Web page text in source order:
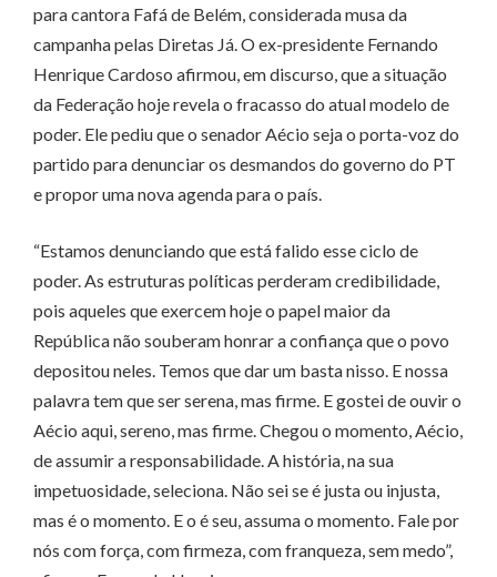
para cantora Fafá de Belém, considerada musa da
campanha pelas Diretas Já. O ex-presidente Fernando
Henrique Cardoso afirmou, em discurso, que a situação
da Federação hoje revela o fracasso do atual modelo de
poder. Ele pediu que o senador Aécio seja o porta-voz do
partido para denunciar os desmandos do governo do PT
e propor uma nova agenda para o país.
“Estamos denunciando que está falido esse ciclo de
poder. As estruturas políticas perderam credibilidade,
pois aqueles que exercem hoje o papel maior da
República não souberam honrar a confiança que o povo
depositou neles. Temos que dar um basta nisso. E nossa
palavra tem que ser serena, mas firme. E gostei de ouvir o
Aécio aqui, sereno, mas firme. Chegou o momento, Aécio,
de assumir a responsabilidade. A história, na sua
impetuosidade, seleciona. Não sei se é justa ou injusta,
mas é o momento. E o é seu, assuma o momento. Fale por
nós com força, com firmeza, com franqueza, sem medo”,